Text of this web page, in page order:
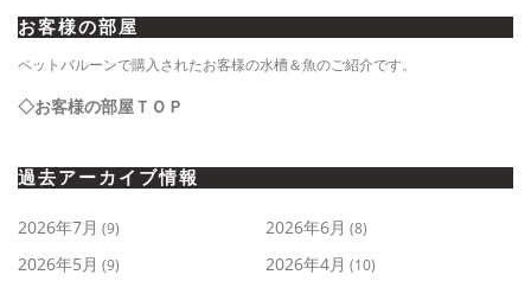
お客様の部屋
ペットバルーンで購入されたお客様の水槽＆魚のご紹介です。
◇お客様の部屋ＴＯＰ
過去アーカイブ情報
2026年7月 (9) 2026年6月 (8)
2026年5月 (9) 2026年4月 (10)